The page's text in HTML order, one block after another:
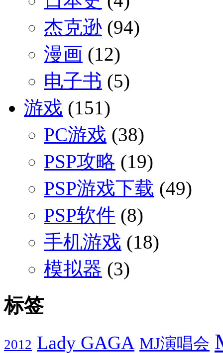
杰克逊 (94)
漫画 (12)
电子书 (5)
游戏 (151)
PC游戏 (38)
PSP攻略 (19)
PSP游戏下载 (49)
PSP软件 (8)
手机游戏 (18)
模拟器 (3)
标签
2012 Lady GAGA MJ演唱会